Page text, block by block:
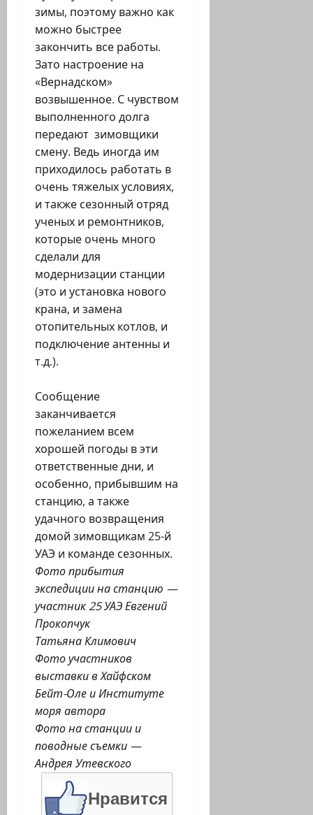
зимы, поэтому важно как
можно быстрее
закончить все работы.
Зато настроение на
«Вернадском»
возвышенное. С чувством
выполненного долга
передают зимовщики
смену. Ведь иногда им
приходилось работать в
очень тяжелых условиях,
и также сезонный отряд
ученых и ремонтников,
которые очень много
сделали для
модернизации станции
(это и установка нового
крана, и замена
отопительных котлов, и
подключение антенны и
т.д.).
Сообщение
заканчивается
пожеланием всем
хорошей погоды в эти
ответственные дни, и
особенно, прибывшим на
станцию, а также
удачного возвращения
домой зимовщикам 25-й
УАЭ и команде сезонных.
Фото прибытия
экспедиции на станцию —
участник 25 УАЭ Евгений
Прокопчук
Татьяна Климович
Фото участников
выставки в Хайфском
Бейт-Оле и Институте
моря автора
Фото на станции и
поводные съемки —
Андрея Утевского
Нравится